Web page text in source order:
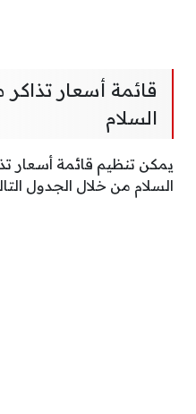
قائمة أسعار
السلام
يمكن تنظيم قائمة أسعار
السلام من خلال الجدول